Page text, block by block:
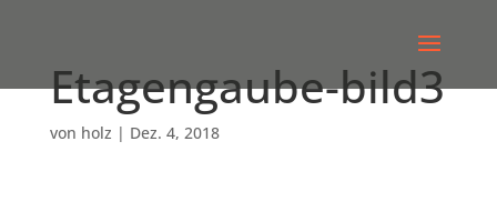
Etagengaube-bild3
von holz | Dez. 4, 2018